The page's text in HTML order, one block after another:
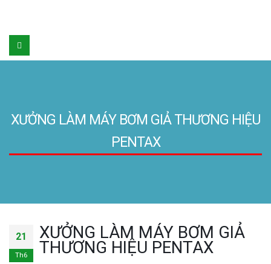
XƯỞNG LÀM MÁY BƠM GIẢ THƯƠNG HIỆU
PENTAX
21
Th6
XƯỞNG LÀM MÁY BƠM GIẢ
THƯƠNG HIỆU PENTAX